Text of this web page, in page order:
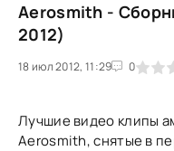
Aerosmith -
2012)
18 июл 2012, 11:29 0
1 2 3 4 5
Лучшие видео клипы
Aerosmith, снятые в